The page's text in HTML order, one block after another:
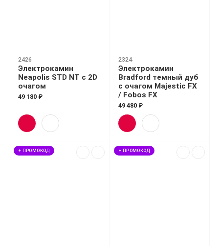
2426
Электрокамин
Neapolis STD NT с 2D
очагом
49 180 ₽
2324
Электрокамин
Bradford темный дуб
с очагом Majestic FX
/ Fobos FX
49 480 ₽
+ ПРОМОКОД + ПРОМОКОД